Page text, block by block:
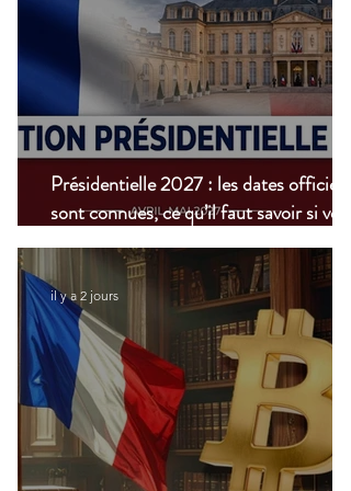
Présidentielle 2027 : les dates officielles
sont connues, ce qu’il faut savoir si vous
vivez à l’étranger
il y a 2 jours